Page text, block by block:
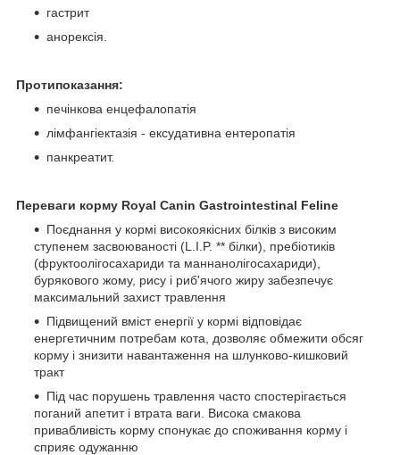
гастрит
анорексія.
Протипоказання:
печінкова енцефалопатія
лімфангіектазія - ексудативна ентеропатія
панкреатит.
Переваги корму Royal Canin Gastrointestinal Feline
Поєднання у кормі високоякісних білків з високим
ступенем засвоюваності (L.I.P. ** білки), пребіотиків
(фруктоолігосахариди та маннанолігосахариди),
бурякового жому, рису і риб'ячого жиру забезпечує
максимальний захист травлення
Підвищений вміст енергії у кормі відповідає
енергетичним потребам кота, дозволяє обмежити обсяг
корму і знизити навантаження на шлунково-кишковий
тракт
Під час порушень травлення часто спостерігається
поганий апетит і втрата ваги. Висока смакова
привабливість корму спонукає до споживання корму і
сприяє одужанню